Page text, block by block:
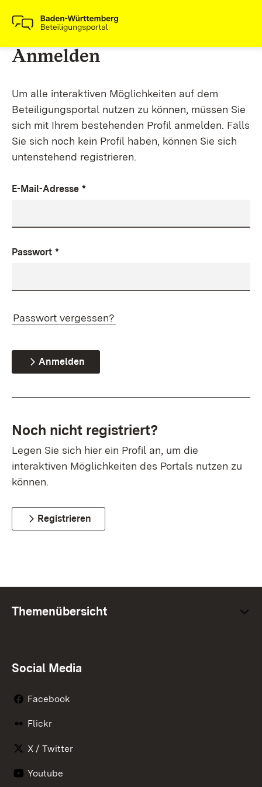
Anmelden
Um alle interaktiven Möglichkeiten auf dem
Beteiligungsportal nutzen zu können, müssen Sie
sich mit Ihrem bestehenden Profil anmelden. Falls
Sie sich noch kein Profil haben, können Sie sich
untenstehend registrieren.
E-Mail-Adresse *
Passwort *
Passwort vergessen?
Anmelden
Noch nicht registriert?
Legen Sie sich hier ein Profil an, um die
interaktiven Möglichkeiten des Portals nutzen zu
können.
Registrieren
Themenübersicht
Social Media
Facebook
Flickr
X / Twitter
Youtube